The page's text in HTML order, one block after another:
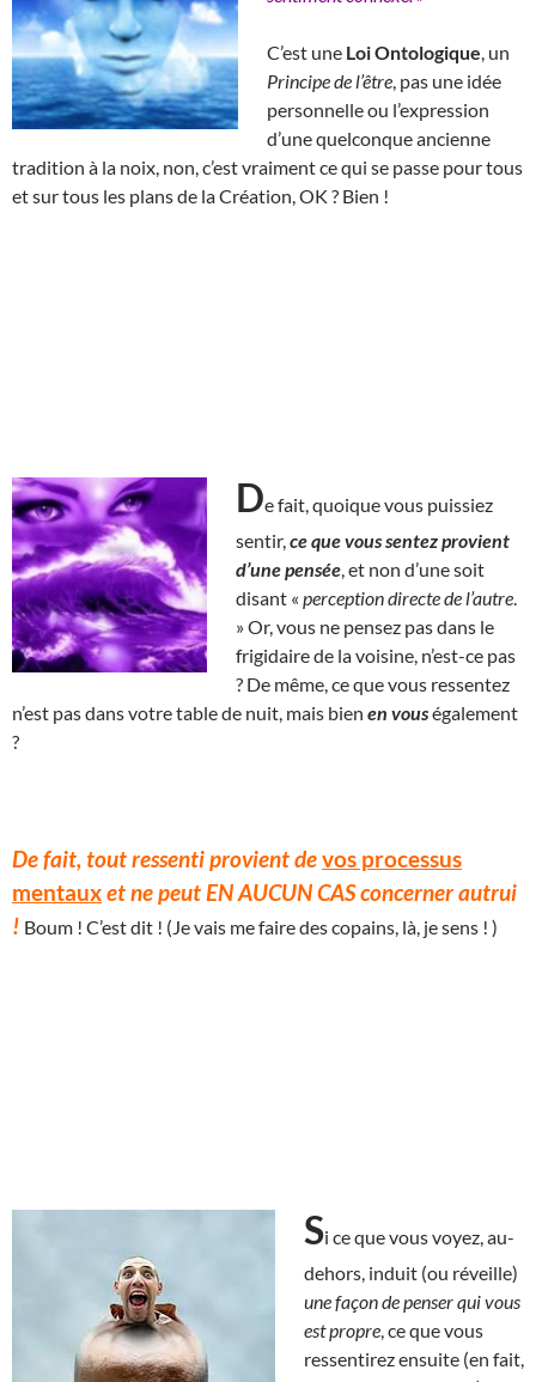
C’est une Loi Ontologique , un
Principe de l’être , pas une idée
personnelle ou l’expression
d’une quelconque ancienne
tradition à la noix, non, c’est vraiment ce qui se passe pour tous
et sur tous les plans de la Création, OK ? Bien !
De fait, quoique vous puissiez
sentir, ce que vous sentez provient
d’une pensée , et non d’une soit
disant « perception directe de l’autre
» Or, vous ne pensez pas dans le
frigidaire de la voisine, n’est-ce pas
? De même, ce que vous ressentez
n’est pas dans votre table de nuit, mais bien en vouségalement
?
De fait, tout ressenti provient devos processus
mentauxet ne peut EN AUCUN CAS concerner autrui
! Boum ! C’est dit ! (Je vais me faire des copains, là, je sens ! )
Si ce que vous voyez, au-
dehors, induit (ou réveille)
une façon de penser qui vous
est propre , ce que vous
ressentirez ensuite (en fait,